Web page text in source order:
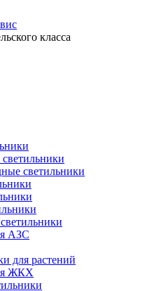
класса
светильники
АЗС
для растений
ЖКХ